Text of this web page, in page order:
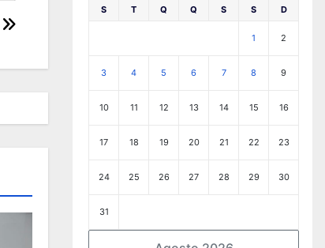
S T Q Q S S D
1 2
3 4 5 6 7 8 9
10 11 12 13 14 15 16
17 18 19 20 21 22 23
24 25 26 27 28 29 30
31